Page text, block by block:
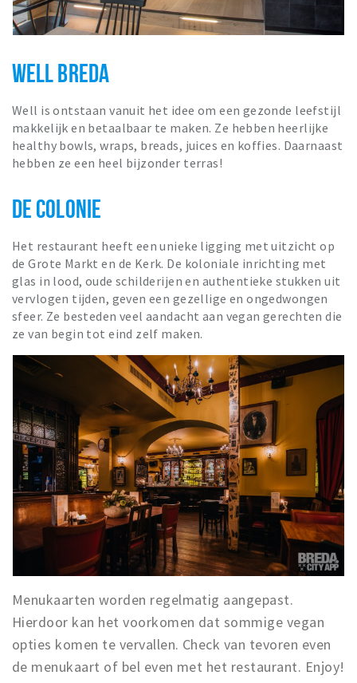
WELL BREDA
Well is ontstaan vanuit het idee om een gezonde leefstijl
makkelijk en betaalbaar te maken. Ze hebben heerlijke
healthy bowls, wraps, breads, juices en koffies. Daarnaast
hebben ze een heel bijzonder terras!
DE COLONIE
Het restaurant heeft een unieke ligging met uitzicht op
de Grote Markt en de Kerk. De koloniale inrichting met
glas in lood, oude schilderijen en authentieke stukken uit
vervlogen tijden, geven een gezellige en ongedwongen
sfeer. Ze besteden veel aandacht aan vegan gerechten die
ze van begin tot eind zelf maken.
Menukaarten worden regelmatig aangepast.
Hierdoor kan het voorkomen dat sommige vegan
opties komen te vervallen. Check van tevoren even
de menukaart of bel even met het restaurant. Enjoy!